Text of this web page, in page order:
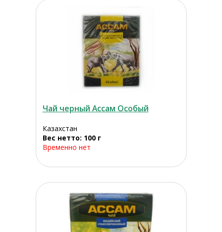
Чай черный Ассам Особый
Казахстан
Вес нетто: 100 г
Временно нет